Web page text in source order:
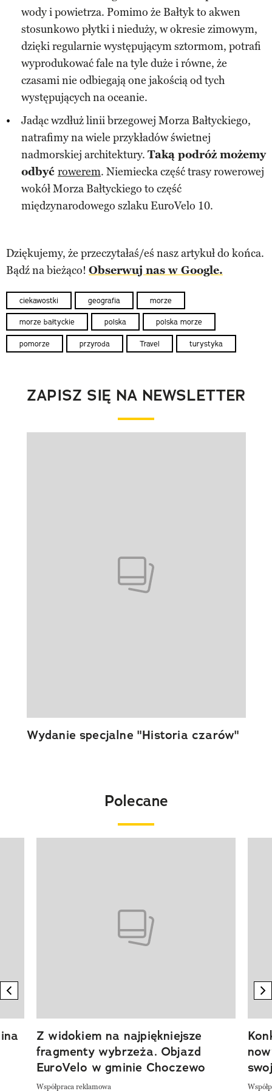
wody i powietrza. Pomimo że Bałtyk to akwen
stosunkowo płytki i nieduży, w okresie zimowym,
dzięki regularnie występującym sztormom, potrafi
wyprodukować fale na tyle duże i równe, że
czasami nie odbiegają one jakością od tych
występujących na oceanie.
Jadąc wzdłuż linii brzegowej Morza Bałtyckiego,
natrafimy na wiele przykładów świetnej
nadmorskiej architektury. Taką podróż możemy
odbyć rowerem. Niemiecka część trasy rowerowej
wokół Morza Bałtyckiego to część
międzynarodowego szlaku EuroVelo 10.
Dziękujemy, że przeczytałaś/eś nasz artykuł do końca.
Bądź na bieżąco! Obserwuj nas w Google.
ciekawostki geografia morze
morze bałtyckie polska polska morze
pomorze przyroda Travel turystyka
ZAPISZ SIĘ NA NEWSLETTER
Wydanie specjalne "Historia czarów"
Polecane
previous element
Z widokiem na najpiękniejsze
fragmenty wybrzeża. Objazd
EuroVelo w gminie Choczewo
Współpraca reklamowa